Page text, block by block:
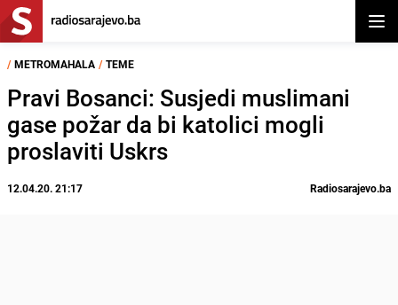
/ METROMAHALA / TEME
Pravi Bosanci: Susjedi muslimani
gase požar da bi katolici mogli
proslaviti Uskrs
12.04.20. 21:17 Radiosarajevo.ba